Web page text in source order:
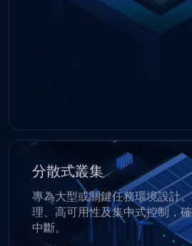
分散式叢集
專為大型或關鍵任務環境設計
理、高可用性及集中式控制，
中斷。